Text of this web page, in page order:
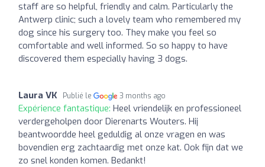
staff are so helpful, friendly and calm. Particularly the
Antwerp clinic; such a lovely team who remembered my
dog since his surgery too. They make you feel so
comfortable and well informed. So so happy to have
discovered them especially having 3 dogs.
Laura VK Publié le 3 months ago
Expérience fantastique: Heel vriendelijk en professioneel
verdergeholpen door Dierenarts Wouters. Hij
beantwoordde heel geduldig al onze vragen en was
bovendien erg zachtaardig met onze kat. Ook fijn dat we
zo snel konden komen. Bedankt!